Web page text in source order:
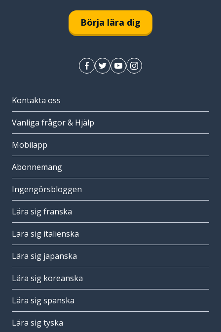
Börja lära dig
Kontakta oss
Vanliga frågor & Hjälp
Mobilapp
Abonnemang
Ingengörsbloggen
Lära sig franska
Lära sig italienska
Lära sig japanska
Lära sig koreanska
Lära sig spanska
Lära sig tyska